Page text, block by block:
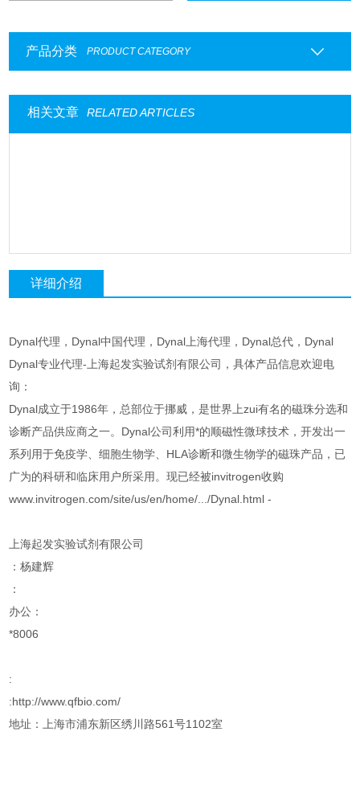
产品分类 PRODUCT CATEGORY
相关文章 RELATED ARTICLES
详细介绍
Dynal代理，Dynal中国代理，Dynal上海代理，Dynal总代，Dynal
Dynal专业代理-上海起发实验试剂有限公司，具体产品信息欢迎电
询：
Dynal成立于1986年，总部位于挪威，是世界上zui有名的磁珠分选和
诊断产品供应商之一。Dynal公司利用*的顺磁性微球技术，开发出一
系列用于免疫学、细胞生物学、HLA诊断和微生物学的磁珠产品，已
广为的科研和临床用户所采用。现已经被invitrogen收购
www.invitrogen.com/site/us/en/home/.../Dynal.html -
上海起发实验试剂有限公司
：杨建辉
：
办公：
*8006
:
:http://www.qfbio.com/
地址：上海市浦东新区绣川路561号1102室